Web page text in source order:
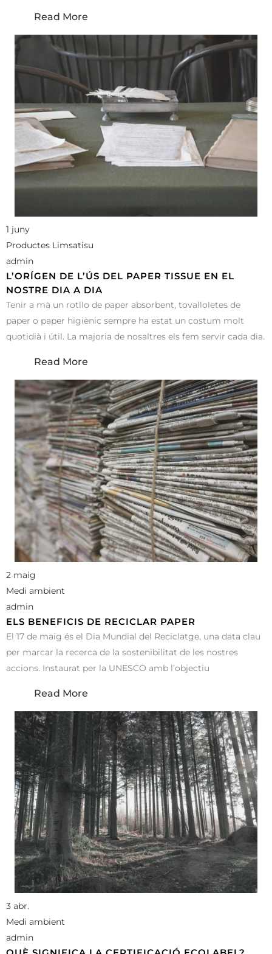
Read More
1 juny
Productes Limsatisu
admin
L’ORÍGEN DE L’ÚS DEL PAPER TISSUE EN EL
NOSTRE DIA A DIA
Tenir a mà un rotllo de paper absorbent, tovalloletes de
paper o paper higiènic sempre ha estat un costum molt
quotidià i útil. La majoria de nosaltres els fem servir cada dia.
Read More
2 maig
Medi ambient
admin
ELS BENEFICIS DE RECICLAR PAPER
El 17 de maig és el Dia Mundial del Reciclatge, una data clau
per marcar la recerca de la sostenibilitat de les nostres
accions. Instaurat per la UNESCO amb l’objectiu
Read More
3 abr.
Medi ambient
admin